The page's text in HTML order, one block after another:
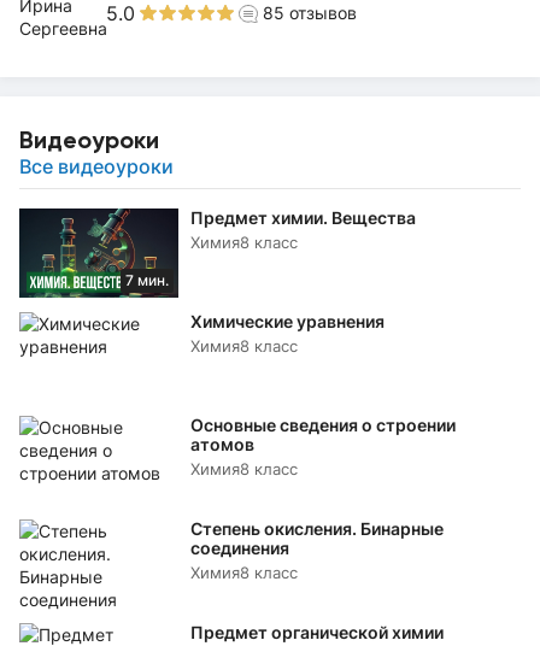
5.0 85 отзывов
Видеоуроки
Все видеоуроки
7 мин.
Предмет химии. Вещества
Химия8 класс
Химические уравнения
Химия8 класс
Основные сведения о строении
атомов
Химия8 класс
Степень окисления. Бинарные
соединения
Химия8 класс
Предмет органической химии